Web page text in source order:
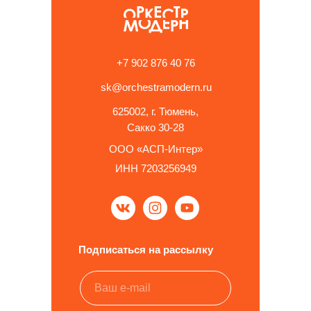
ООО «АСП-Интер»
ИНН 7203256949
sk@orchestramodern.ru
+7 902 876 40 76
625002, г. Тюмень,
Сакко 30-28
Подписаться на рассылку